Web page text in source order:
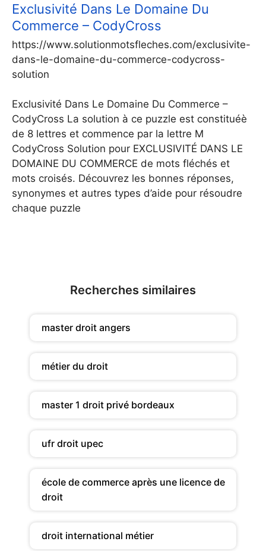
Exclusivité Dans Le Domaine Du
Commerce – CodyCross
https://www.solutionmotsfleches.com/exclusivite-
dans-le-domaine-du-commerce-codycross-
solution
Exclusivité Dans Le Domaine Du Commerce –
CodyCross La solution à ce puzzle est constituéè
de 8 lettres et commence par la lettre M
CodyCross Solution pour EXCLUSIVITÉ DANS LE
DOMAINE DU COMMERCE de mots fléchés et
mots croisés. Découvrez les bonnes réponses,
synonymes et autres types d’aide pour résoudre
chaque puzzle
Recherches similaires
master droit angers
métier du droit
master 1 droit privé bordeaux
ufr droit upec
école de commerce après une licence de
droit
droit international métier